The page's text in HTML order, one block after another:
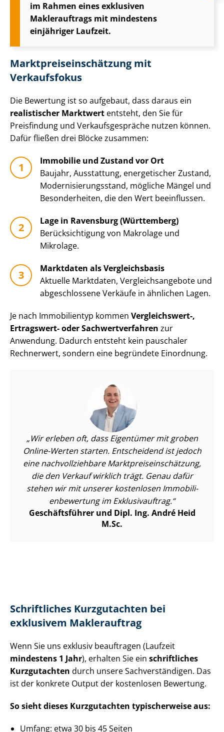
im Rahmen eines exklusiven
Maklerauftrags mit mindestens
einjähriger Laufzeit.
Markt­preis­ein­schät­zung mit
Verkaufsfokus
Die Bewertung ist so aufgebaut, dass daraus ein
realistischer Marktwert entsteht, den Sie für
Preisfindung und Ver­kaufs­ge­sprä­che nutzen können.
Dafür fließen drei Blöcke zusammen:
Immobilie und Zustand vor Ort
Baujahr, Ausstattung, energetischer Zustand,
Mo­der­ni­sie­rungs­stand, mögliche Mängel und
Besonderheiten, die den Wert beeinflussen.
Lage in Ravensburg (Württemberg)
Be­rück­sich­ti­gung von Makrolage und
Mikrolage.
Marktdaten als Vergleichsbasis
Aktuelle Marktdaten, Ver­gleichs­an­ge­bo­te und
abgeschlossene Verkäufe in ähnlichen Lagen.
Je nach Immobilientyp kommen Vergleichswert-,
Ertragswert- oder Sach­wert­ver­fah­ren zur
Anwendung. Dadurch entsteht kein pauschaler
Rechnerwert, sondern eine begründete Einordnung.
Wir erleben oft, dass Eigentümer mit groben
Online-Werten starten. Entscheidend ist jedoch
eine nach­voll­zieh­ba­re Markt­preis­ein­schät­zung,
die den Verkauf wirklich trägt. Genau dafür
stehen wir mit unserer kostenlosen Im­mo­bi­li­
en­be­wer­tung im Exklusivauftrag.
Geschäftsführer und Dipl. Ing. André Heid
M.Sc.
Schriftliches Kurzgutachten bei
exklusivem Maklerauftrag
Wenn Sie uns exklusiv beauftragen (Laufzeit
mindestens 1 Jahr), erhalten Sie ein schriftliches
Kurzgutachten durch unsere Sach­ver­stän­di­gen. Das
ist der konkrete Output der kostenlosen Bewertung.
So sieht dieses Kurzgutachten typischerweise aus:
Umfang: etwa 30 bis 45 Seiten